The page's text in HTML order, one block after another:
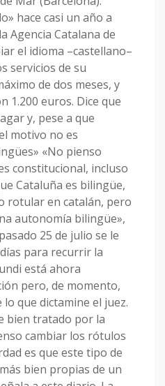
hace casi un año a
Agencia Catalana de
el idioma –castellano–
servicios de su
de dos meses, y
1.200 euros. Dice que
y, pese a que
motivo no es
«No pienso
constitucional, incluso
Cataluña es bilingüe,
rotular en catalán, pero
autonomía bilingüe»,
25 de julio se le
para recurrir la
está ahora
pero, de momento,
que dictamine el juez.
bien tratado por la
cambiar los rótulos
es que este tipo de
bien propias de un